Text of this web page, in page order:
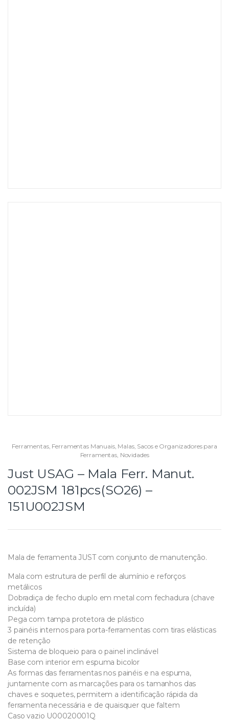
Ferramentas, Ferramentas Manuais, Malas, Sacos e Organizadores para
Ferramentas, Novidades
Just USAG – Mala Ferr. Manut.
002JSM 181pcs(SO26) –
151U002JSM
Mala de ferramenta JUST com conjunto de manutenção.
Mala com estrutura de perfil de alumínio e reforços
metálicos
Dobradiça de fecho duplo em metal com fechadura (chave
incluída)
Pega com tampa protetora de plástico
3 painéis internos para porta-ferramentas com tiras elásticas
de retenção
Sistema de bloqueio para o painel inclinável
Base com interior em espuma bicolor
As formas das ferramentas nos painéis e na espuma,
juntamente com as marcações para os tamanhos das
chaves e soquetes, permitem a identificação rápida da
ferramenta necessária e de quaisquer que faltem
Caso vazio U00020001Q